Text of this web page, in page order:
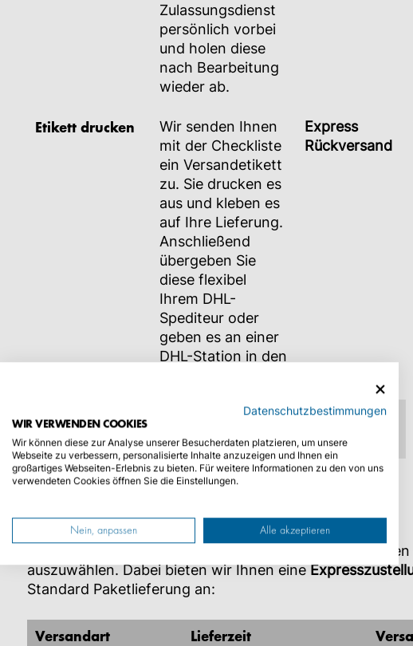
Zulassungsdienst
persönlich vorbei
und holen diese
nach Bearbeitung
wieder ab.
Etikett drucken
Wir senden Ihnen
mit der Checkliste
ein Versandetikett
zu. Sie drucken es
aus und kleben es
auf Ihre Lieferung.
Anschließend
übergeben Sie
diese flexibel
Ihrem DHL-
Spediteur oder
geben es an einer
DHL-Station in den
Express
Rückversand
Rückversand & DHL Abholung erfolgt ausschließlich
KENNZEICHENBESTELLUNG
auszuwählen. Dabei bieten wir Ihnen eine
Standard Paketlieferung an:
Versandart Lieferzeit
Datenschutzbestimmungen
WIR VERWENDEN COOKIES
Wir können diese zur Analyse unserer Besucherdaten platzieren, um unsere
Webseite zu verbessern, personalisierte Inhalte anzuzeigen und Ihnen ein
großartiges Webseiten-Erlebnis zu bieten. Für weitere Informationen zu den von uns
verwendeten Cookies öffnen Sie die Einstellungen.
Nein, anpassen Alle akzeptieren